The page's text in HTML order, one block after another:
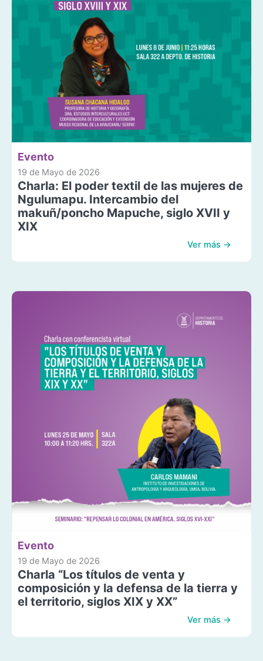
Evento
19 de Mayo de 2026
Charla: El poder textil de las mujeres de
Ngulumapu. Intercambio del
makuñ/poncho Mapuche, siglo XVII y
XIX
Ver más →
Evento
19 de Mayo de 2026
Charla “Los títulos de venta y
composición y la defensa de la tierra y
el territorio, siglos XIX y XX”
Ver más →